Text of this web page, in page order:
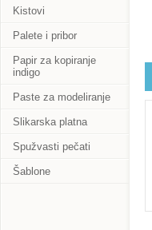
Kistovi
Palete i pribor
Papir za kopiranje
indigo
Paste za modeliranje
Slikarska platna
Spužvasti pečati
Šablone